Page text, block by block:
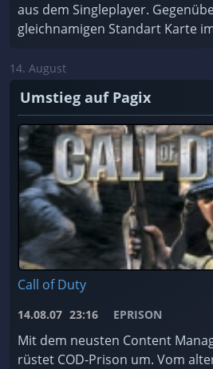
aus dem Singleplayer.
gleichnamigen Standart Karte
14. August
Umstieg auf Pagix
Call of Duty
14.08.07 23:16 EPRISON
Mit dem neusten Content
rüstet COD-Prison um. Vom